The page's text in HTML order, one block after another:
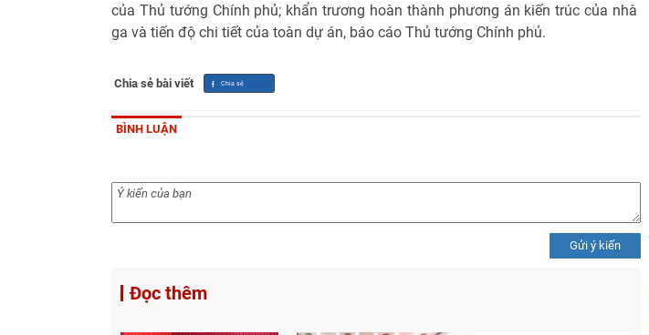
của Thủ tướng Chính phủ; khẩn trương hoàn thành phương án kiến trúc của nhà
ga và tiến độ chi tiết của toàn dự án, báo cáo Thủ tướng Chính phủ.
Chia sẻ bài viết
BÌNH LUẬN
Gửi ý kiến
Đọc thêm